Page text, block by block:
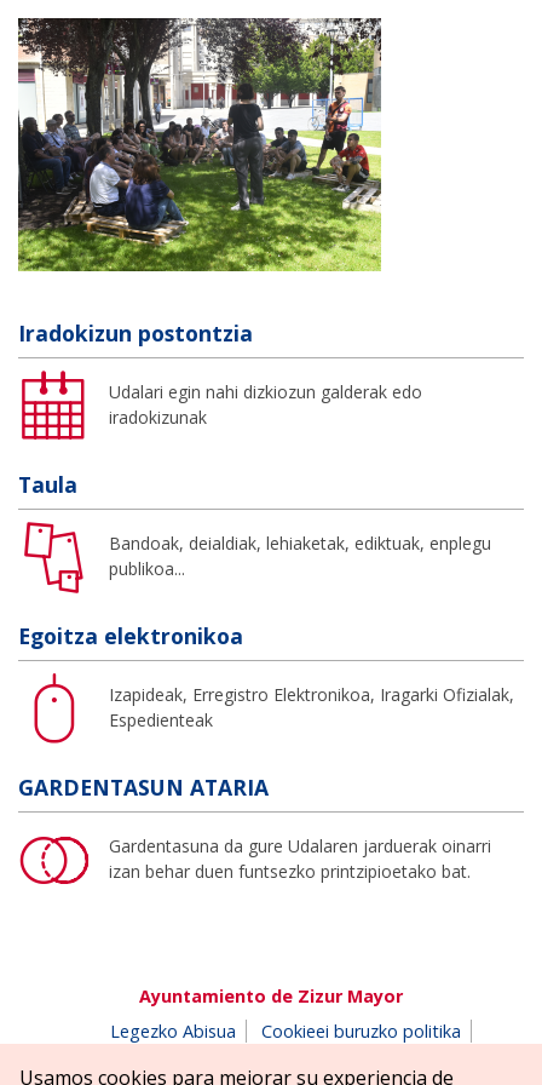
Iradokizun postontzia
Udalari egin nahi dizkiozun galderak edo
iradokizunak
Taula
Bandoak, deialdiak, lehiaketak, ediktuak, enplegu
publikoa...
Egoitza elektronikoa
Izapideak, Erregistro Elektronikoa, Iragarki Ofizialak,
Espedienteak
GARDENTASUN ATARIA
Gardentasuna da gure Udalaren jarduerak oinarri
izan behar duen funtsezko printzipioetako bat.
Ayuntamiento de Zizur Mayor
Legezko Abisua
Cookieei buruzko politika
Usamos cookies para mejorar su experiencia de